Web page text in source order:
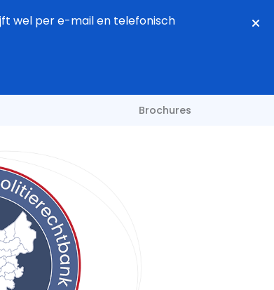
wel per e-mail en telefonisch
Brochures